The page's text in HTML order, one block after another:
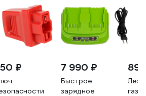
₽ 7 990 ₽
Быстрое
зарядное